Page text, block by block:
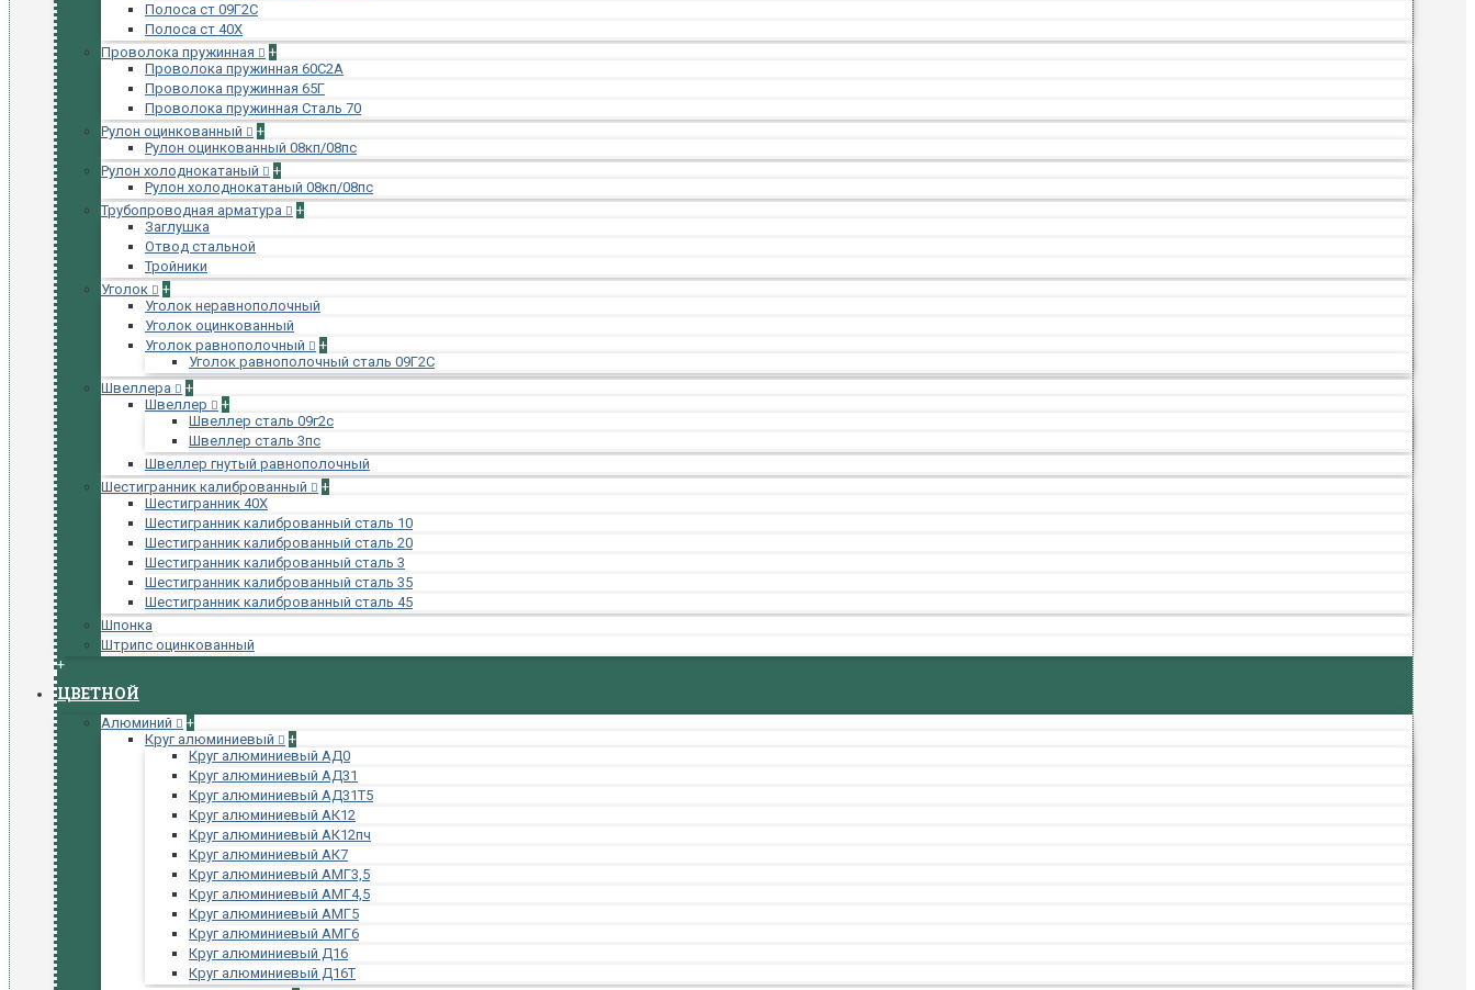
Полоса ст 09Г2С
Полоса ст 40Х
Проволока пружинная
+
Проволока пружинная 60С2А
Проволока пружинная 65Г
Проволока пружинная Сталь 70
Рулон оцинкованный
+
Рулон оцинкованный 08кп/08пс
Рулон холоднокатаный
+
Рулон холоднокатаный 08кп/08пс
Трубопроводная арматура
+
Заглушка
Отвод стальной
Тройники
Уголок
+
Уголок неравнополочный
Уголок оцинкованный
Уголок равнополочный
+
Уголок равнополочный сталь 09Г2С
Швеллера
+
Швеллер
+
Швеллер сталь 09г2с
Швеллер сталь 3пс
Швеллер гнутый равнополочный
Шестигранник калиброванный
+
Шестигранник 40Х
Шестигранник калиброванный сталь 10
Шестигранник калиброванный сталь 20
Шестигранник калиброванный сталь 3
Шестигранник калиброванный сталь 35
Шестигранник калиброванный сталь 45
Шпонка
Штрипс оцинкованный
+
ЦВЕТНОЙ
Алюминий
+
Круг алюминиевый
+
Круг алюминиевый АД0
Круг алюминиевый АД31
Круг алюминиевый АД31Т5
Круг алюминиевый АК12
Круг алюминиевый АК12пч
Круг алюминиевый АК7
Круг алюминиевый АМГ3,5
Круг алюминиевый АМГ4,5
Круг алюминиевый АМГ5
Круг алюминиевый АМГ6
Круг алюминиевый Д16
Круг алюминиевый Д16Т